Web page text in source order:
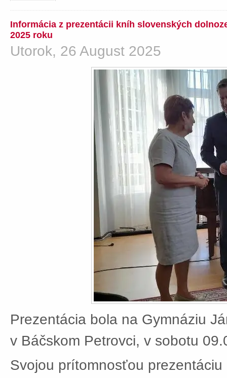
Informácia z prezentácii kníh slovenských
2025 roku
Utorok, 26 August 2025
Prezentácia bola na Gymnáziu
v Báčskom Petrovci, v sobotu
Svojou prítomnosťou